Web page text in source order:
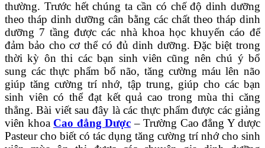
thường. Trước hết chúng ta cần có chế độ dinh dưỡng
theo tháp dinh dưỡng cân bằng các chất theo tháp dinh
dưỡng 7 tầng được các nhà khoa học khuyến cáo để
đảm bảo cho cơ thể có đủ dinh dưỡng. Đặc biệt trong
thời kỳ ôn thi các bạn sinh viên cũng nên chú ý bổ
sung các thực phẩm bổ não, tăng cường máu lên não
giúp tăng cường trí nhớ, tập trung, giúp cho các bạn
sinh viên có thể đạt kết quả cao trong mùa thi căng
thẳng. Bài viết sau đây là các thực phẩm được các giảng
viên khoa Cao đẳng Dược – Trường Cao đẳng Y dược
Pasteur cho biết có tác dụng tăng cường trí nhớ cho sinh